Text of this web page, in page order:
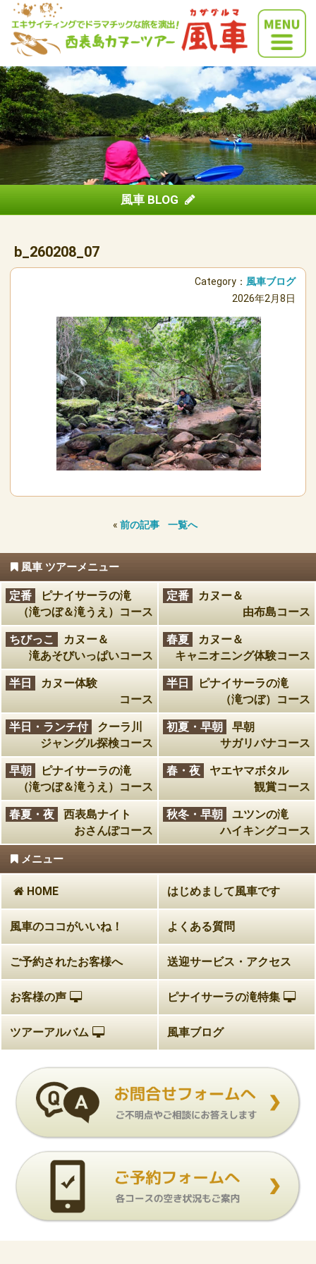
風車 BLOG
b_260208_07
Category： 風車ブログ
2026年2月8日
« 前の記事 一覧へ
風車 ツアーメニュー
定番
ピナイサーラの滝
（滝つぼ＆滝うえ）コース
定番
カヌー＆
由布島コース
ちびっこ
カヌー＆
滝あそびいっぱいコース
春夏
カヌー＆
キャニオニング体験コース
半日
カヌー体験
コース
半日
ピナイサーラの滝
（滝つぼ）コース
半日・ランチ付
クーラ川
ジャングル探検コース
初夏・早朝
早朝
サガリバナコース
早朝
ピナイサーラの滝
（滝つぼ＆滝うえ）コース
春・夜
ヤエヤマボタル
観賞コース
春夏・夜
西表島ナイト
おさんぽコース
秋冬・早朝
ユツンの滝
ハイキングコース
メニュー
HOME はじめまして風車です
風車のココがいいね！ よくある質問
ご予約されたお客様へ 送迎サービス・アクセス
お客様の声 ピナイサーラの滝特集
ツアーアルバム 風車ブログ